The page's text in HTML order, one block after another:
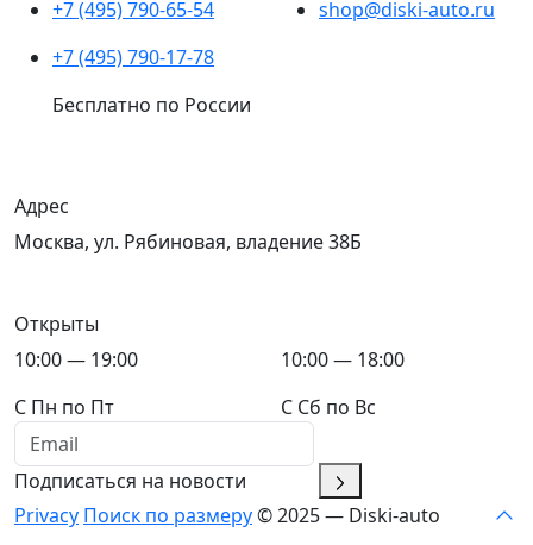
+7 (495) 790-65-54
+7 (495) 790-17-78
Бесплатно по России
shop@diski-auto.ru
Адрес
Москва, ул. Рябиновая, владение 38Б
Открыты
10:00 — 19:00
C Пн по Пт
10:00 — 18:00
C Сб по Вс
Подписаться на новости
Privacy Поиск по размеру© 2025 — Diski-auto